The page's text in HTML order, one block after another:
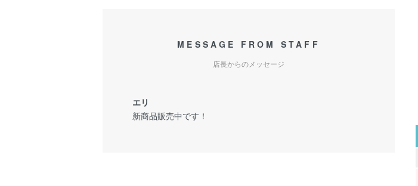
MESSAGE FROM STAFF
店長からのメッセージ
エリ
新商品販売中です！